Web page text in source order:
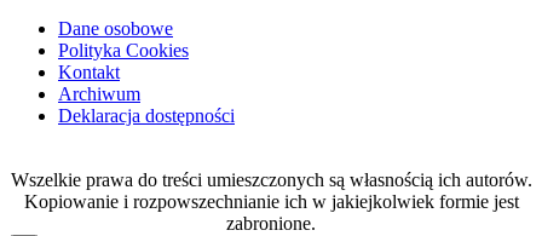
Dane osobowe
Polityka Cookies
Kontakt
Archiwum
Deklaracja dostępności
Wszelkie prawa do treści umieszczonych są własnością ich autorów.
Kopiowanie i rozpowszechnianie ich w jakiejkolwiek formie jest
zabronione.